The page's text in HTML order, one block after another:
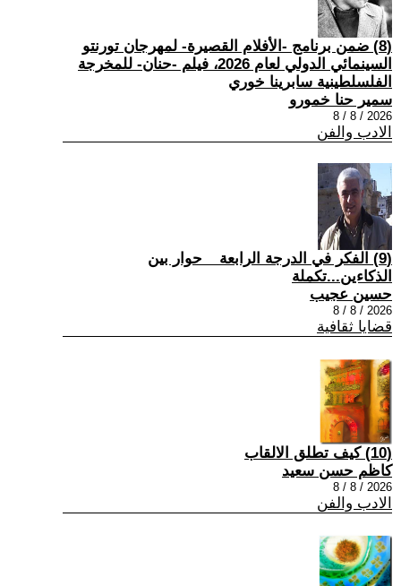
(8) ضمن برنامج -الأفلام القصيرة- لمهرجان تورنتو
السينمائي الدولي لعام 2026، فيلم -حنان- للمخرجة
الفلسلطينية سابرينا خوري
سمير حنا خمورو
2026 / 8 / 8
الادب والفن
(9) الفكر في الدرجة الرابعة _ حوار بين
الذكاءين...تكملة
حسين عجيب
2026 / 8 / 8
قضايا ثقافية
(10) كيف تطلق الالقاب
كاظم حسن سعيد
2026 / 8 / 8
الادب والفن